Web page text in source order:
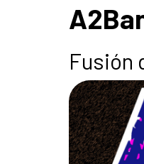
Fusión